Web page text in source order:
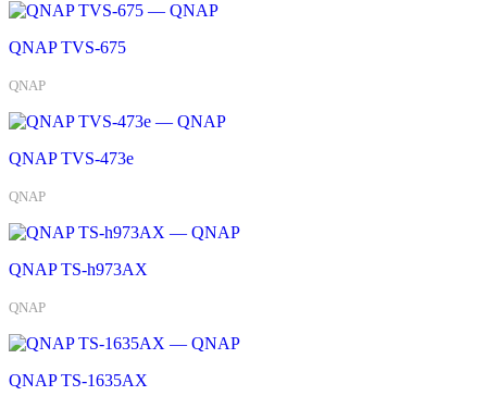
QNAP TVS-675
QNAP
QNAP TVS-473e
QNAP
QNAP TS-h973AX
QNAP
QNAP TS-1635AX